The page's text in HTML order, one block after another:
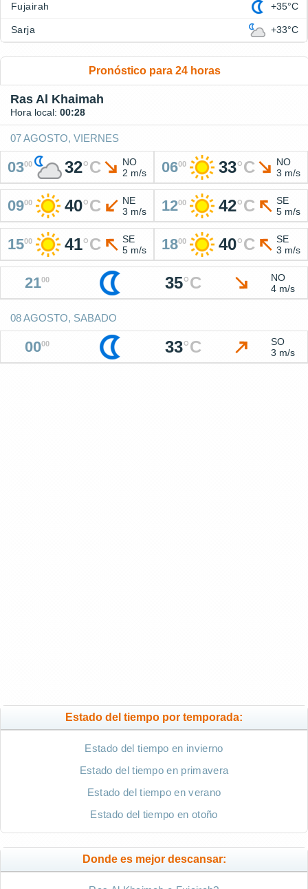
Fujairah +35°C
Sarja +33°C
Pronóstico para 24 horas
Ras Al Khaimah
Hora local: 00:28
07 AGOSTO, VIERNES
0300 32°C
NO
2 m/s
0600 33°C
NO
3 m/s
0900 40°C
NE
3 m/s
1200 42°C
SE
5 m/s
1500 41°C
SE
5 m/s
1800 40°C
SE
3 m/s
2100 35°C
NO
4 m/s
08 AGOSTO, SABADO
0000 33°C
SO
3 m/s
Estado del tiempo por temporada:
Estado del tiempo en invierno
Estado del tiempo en primavera
Estado del tiempo en verano
Estado del tiempo en otoño
Donde es mejor descansar: